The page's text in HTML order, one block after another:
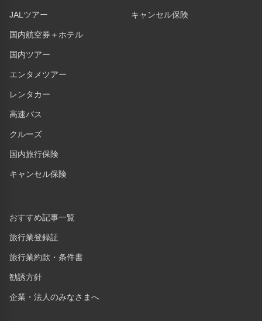
JALツアー
国内航空券＋ホテル
国内ツアー
エンタメツアー
レンタカー
高速バス
クルーズ
国内旅行保険
キャンセル保険
キャンセル保険
おすすめ記事一覧
旅行業登録証
旅行業約款・条件書
勧誘方針
企業・法人のみなさまへ